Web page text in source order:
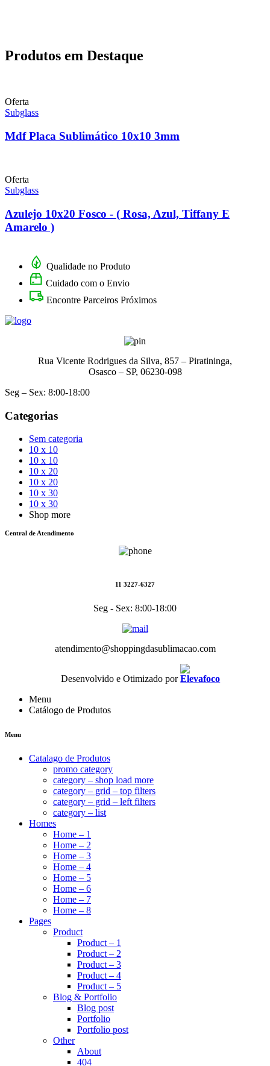
Produtos em Destaque
Oferta
Subglass
Mdf Placa Sublimático 10x10 3mm
Oferta
Subglass
Azulejo 10x20 Fosco - ( Rosa, Azul, Tiffany E
Amarelo )
Qualidade no Produto
Cuidado com o Envio
Encontre Parceiros Próximos
Rua Vicente Rodrigues da Silva, 857 – Piratininga,
Osasco – SP, 06230-098
Seg – Sex: 8:00-18:00
Categorias
Sem categoria
10 x 10
10 x 10
10 x 20
10 x 20
10 x 30
10 x 30
Shop more
Central de Atendimento
11 3227-6327
Seg - Sex: 8:00-18:00
atendimento@shoppingdasublimacao.com
Desenvolvido e Otimizado por
Menu
Catálogo de Produtos
Menu
Catalago de Produtos
promo category
category – shop load more
category – grid – top filters
category – grid – left filters
category – list
Homes
Home – 1
Home – 2
Home – 3
Home – 4
Home – 5
Home – 6
Home – 7
Home – 8
Pages
Product
Product – 1
Product – 2
Product – 3
Product – 4
Product – 5
Blog & Portfolio
Blog post
Portfolio
Portfolio post
Other
About
404